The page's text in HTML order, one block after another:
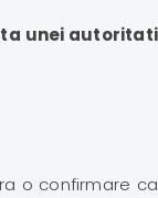
unei autoritati
o confirmare ca